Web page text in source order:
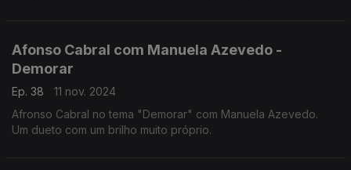
Afonso Cabral com Manuela Azevedo -
Demorar
Ep. 38
11 nov. 2024
Afronso Cabral no tema "Demorar" com Manuela Azevedo.
Um dueto com um brilho muito próprio.